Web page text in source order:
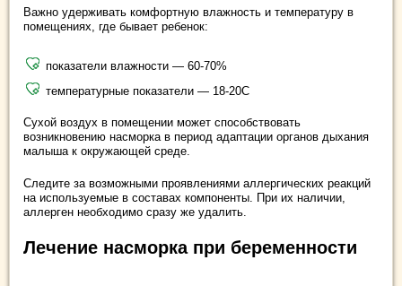
Важно удерживать комфортную влажность и температуру в
помещениях, где бывает ребенок:
показатели влажности — 60-70%
температурные показатели — 18-20С
Сухой воздух в помещении может способствовать
возникновению насморка в период адаптации органов дыхания
малыша к окружающей среде.
Следите за возможными проявлениями аллергических реакций
на используемые в составах компоненты. При их наличии,
аллерген необходимо сразу же удалить.
Лечение насморка при беременности